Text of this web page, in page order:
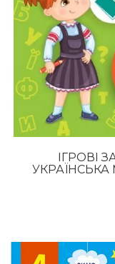
ІГРОВІ
УКРАЇНСЬКА